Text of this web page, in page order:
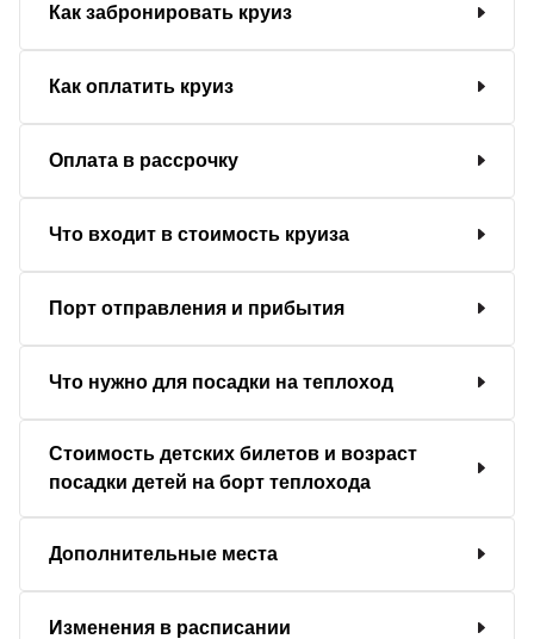
Как забронировать круиз
Как оплатить круиз
Оплата в рассрочку
Что входит в стоимость круиза
Порт отправления и прибытия
Что нужно для посадки на теплоход
Стоимость детских билетов и возраст
посадки детей на борт теплохода
Дополнительные места
Изменения в расписании